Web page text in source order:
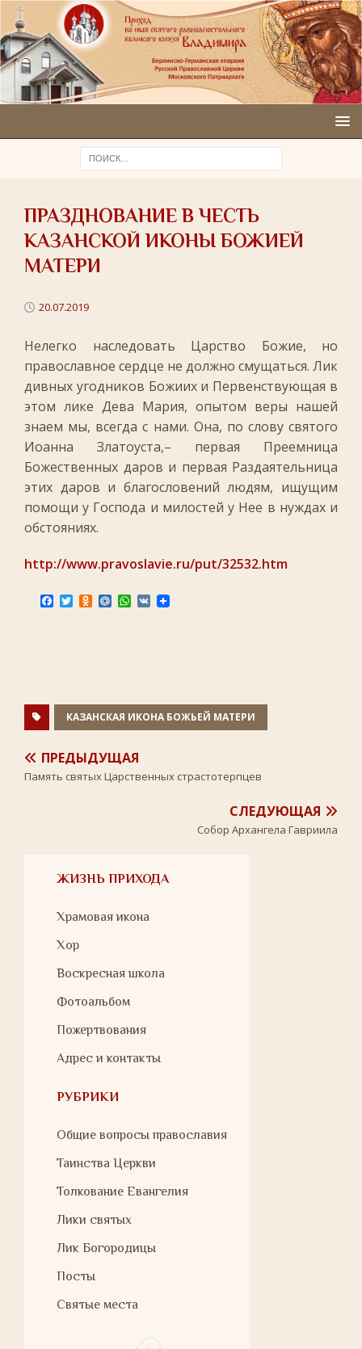
ПРАЗДНОВАНИЕ В ЧЕСТЬ
КАЗАНСКОЙ ИКОНЫ БОЖИЕЙ
МАТЕРИ
20.07.2019
Нелегко наследовать Царство Божие, но
православное сердце не должно смущаться. Лик
дивных угодников Божиих и Первенствующая в
этом лике Дева Мария, опытом веры нашей
знаем мы, всегда с нами. Она, по слову святого
Иоанна Златоуста,– первая Преемница
Божественных даров и первая Раздаятельница
этих даров и благословений людям, ищущим
помощи у Господа и милостей у Нее в нуждах и
обстояниях.
http://www.pravoslavie.ru/put/32532.htm
T O
s
n
i
i
M W V
КАЗАНСКАЯ ИКОНА БОЖЬЕЙ МАТЕРИ
ПРЕДЫДУЩАЯ
Память святых Царственных страстотерпцев
СЛЕДУЮЩАЯ
Собор Архангела Гавриила
ЖИЗНЬ ПРИХОДА
Храмовая икона
Хор
Воскресная школа
Фотоальбом
Пожертвования
Адрес и контакты
РУБРИКИ
Общие вопросы православия
Таинства Церкви
Толкование Евангелия
Лики святых
Лик Богородицы
Посты
Святые места